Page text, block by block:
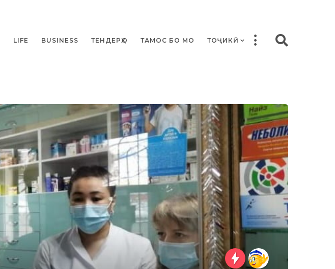
LIFE BUSINESS ТЕНДЕРҲО ТАМОС БО МО ТОҶИКӢ